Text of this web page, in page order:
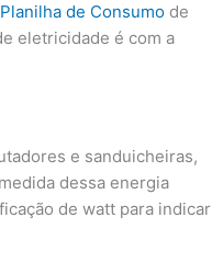
Planilha de Consumo de
eletricidade é com a
e sanduicheiras,
dessa energia
de watt para indicar